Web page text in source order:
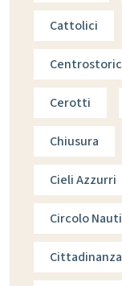
Cattolici
Cerotti
Chiusura
Cieli Azzurri
Circolo